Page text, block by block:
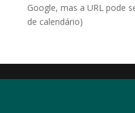
Google, mas a URL pode
de calendário)